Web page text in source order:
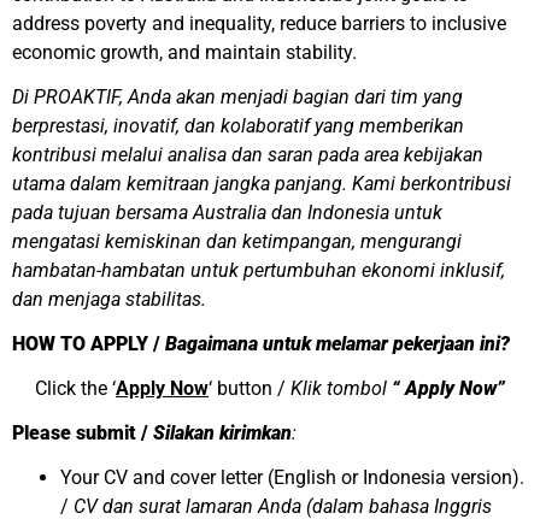
address poverty and inequality, reduce barriers to inclusive
economic growth, and maintain stability.
Di PROAKTIF, Anda akan menjadi bagian dari tim yang
berprestasi, inovatif, dan kolaboratif yang memberikan
kontribusi melalui analisa dan saran pada area kebijakan
utama dalam kemitraan jangka panjang. Kami berkontribusi
pada tujuan bersama Australia dan Indonesia untuk
mengatasi kemiskinan dan ketimpangan, mengurangi
hambatan-hambatan untuk pertumbuhan ekonomi inklusif,
dan menjaga stabilitas.
HOW TO APPLY / Bagaimana untuk melamar pekerjaan ini?
Click the ‘Apply Now‘ button / Klik tombol “ Apply Now”
Please submit / Silakan kirimkan:
Your CV and cover letter (English or Indonesia version).
/ CV dan surat lamaran Anda (dalam bahasa Inggris